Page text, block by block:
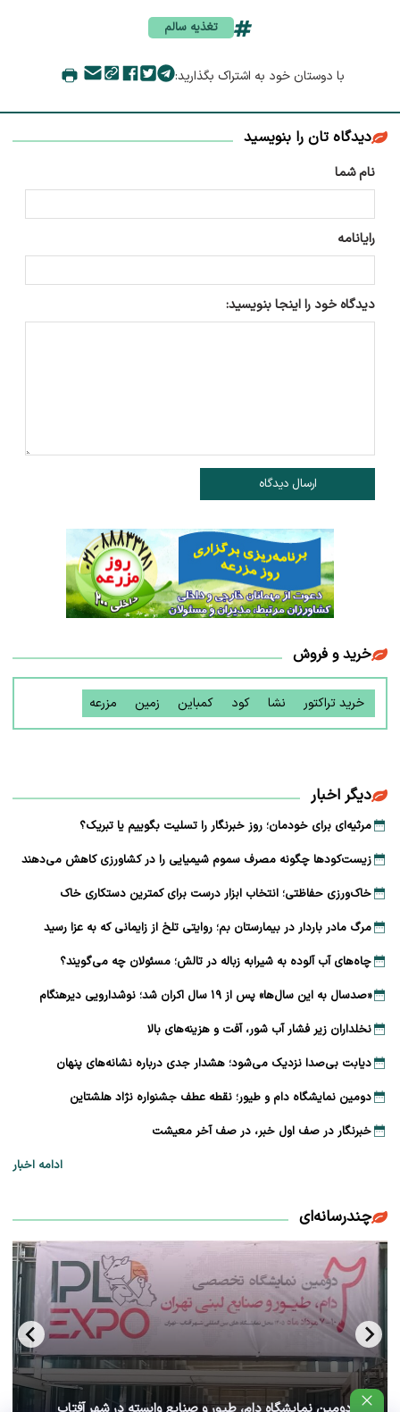
تغذیه سالم
با دوستان خود به اشتراک بگذارید:
دیدگاه تان را بنویسید
نام شما
رایانامه
دیدگاه خود را اینجا بنویسید:
ارسال دیدگاه
خرید و فروش
خرید تراکتور نشا کود کمباین زمین مزرعه
دیگر اخبار
مرثیه‌ای برای خودمان؛ روز خبرنگار را تسلیت بگوییم یا تبریک؟
زیست‌کودها چگونه مصرف سموم شیمیایی را در کشاورزی کاهش می‌دهند
خاک‌ورزی حفاظتی؛ انتخاب ابزار درست برای کمترین دستکاری خاک
مرگ مادر باردار در بیمارستان بم؛ روایتی تلخ از زایمانی که به عزا رسید
چاه‌های آب آلوده به شیرابه زباله در تالش؛ مسئولان چه می‌گویند؟
«صدسال به این سال‌ها» پس از ۱۹ سال اکران شد؛ نوشدارویی دیرهنگام
نخلداران زیر فشار آب شور، آفت و هزینه‌های بالا
دیابت بی‌صدا نزدیک می‌شود؛ هشدار جدی درباره نشانه‌های پنهان
دومین نمایشگاه دام و طیور؛ نقطه عطف جشنواره نژاد هلشتاین
خبرنگار در صف اول خبر، در صف آخر معیشت
ادامه اخبار
چندرسانه‌ای